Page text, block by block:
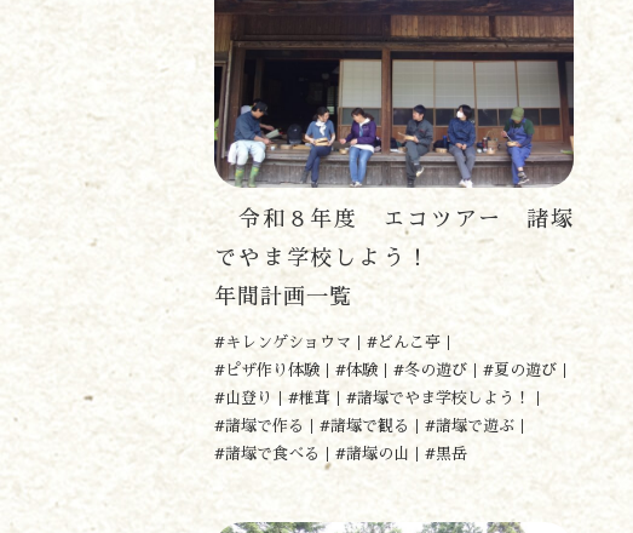
令和８年度 エコツアー 諸塚
でやま学校しよう！
年間計画一覧
#キレンゲショウマ
#どんこ亭
#ピザ作り体験
#体験 #冬の遊び
#夏の遊び
#山登り
#椎茸
#諸塚でやま学校しよう！
#諸塚で作る
#諸塚で観る
#諸塚で遊ぶ
#諸塚で食べる
#諸塚の山 #黒岳